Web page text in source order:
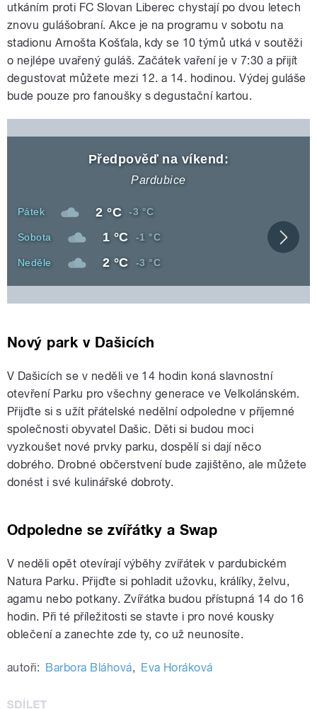
utkáním proti FC Slovan Liberec chystají po dvou letech
znovu gulášobraní. Akce je na programu v sobotu na
stadionu Arnošta Košťala, kdy se 10 týmů utká v soutěži
o nejlépe uvařený guláš. Začátek vaření je v 7:30 a přijít
degustovat můžete mezi 12. a 14. hodinou. Výdej guláše
bude pouze pro fanoušky s degustační kartou.
Předpověď na víkend:
Pardubice
Noční
-3 °C
Denní
2 °C
Den
Pátek
Noční
-1 °C
Denní
1 °C
Den
Sobota
Noční
-3 °C
Denní
2 °C
Den
Neděle
Nový park v Dašicích
V Dašicích se v neděli ve 14 hodin koná slavnostní
otevření Parku pro všechny generace ve Velkolánském.
Přijďte si s užít přátelské nedělní odpoledne v příjemné
společnosti obyvatel Dašic. Děti si budou moci
vyzkoušet nové prvky parku, dospělí si dají něco
dobrého. Drobné občerstvení bude zajištěno, ale můžete
donést i své kulinářské dobroty.
Odpoledne se zvířátky a Swap
V neděli opět otevírají výběhy zvířátek v pardubickém
Natura Parku. Přijďte si pohladit užovku, králíky, želvu,
agamu nebo potkany. Zvířátka budou přístupná 14 do 16
hodin. Při té příležitosti se stavte i pro nové kousky
oblečení a zanechte zde ty, co už neunosíte.
autoři: Barbora Bláhová, Eva Horáková